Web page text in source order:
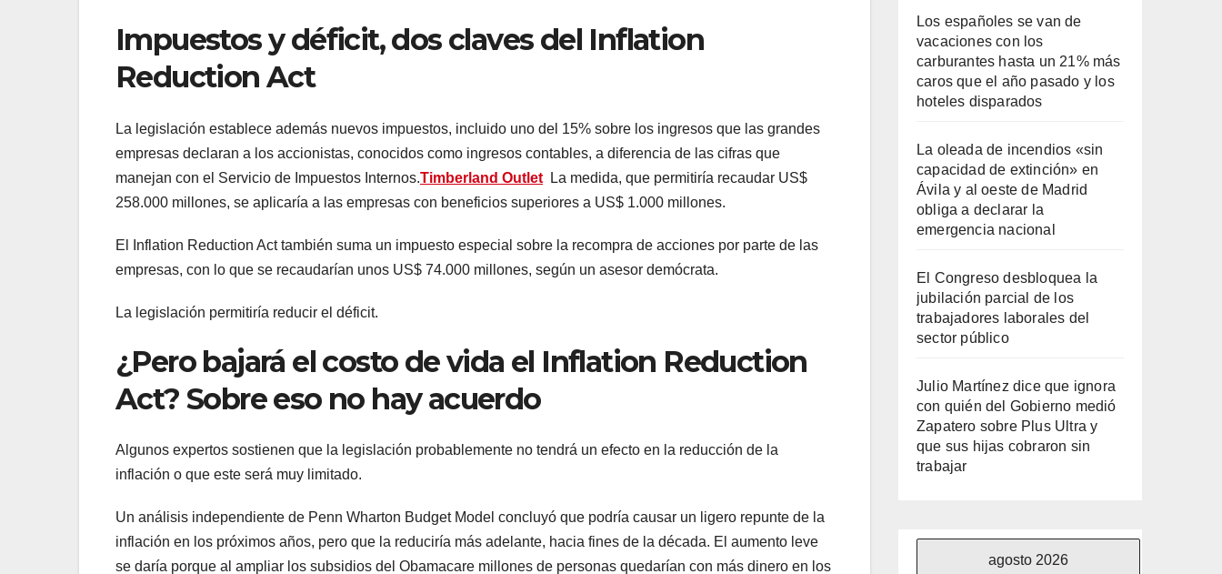
Impuestos y déficit, dos claves del Inflation
Reduction Act
La legislación establece además nuevos impuestos, incluido uno del 15% sobre los ingresos que las grandes
empresas declaran a los accionistas, conocidos como ingresos contables, a diferencia de las cifras que
manejan con el Servicio de Impuestos Internos.Timberland Outlet
La medida, que permitiría recaudar US$
258.000 millones, se aplicaría a las empresas con beneficios superiores a US$ 1.000 millones.
El Inflation Reduction Act también suma un impuesto especial sobre la recompra de acciones por parte de las
empresas, con lo que se recaudarían unos US$ 74.000 millones, según un asesor demócrata.
La legislación permitiría reducir el déficit.
¿Pero bajará el costo de vida el Inflation Reduction
Act? Sobre eso no hay acuerdo
Algunos expertos sostienen que la legislación probablemente no tendrá un efecto en la reducción de la
inflación o que este será muy limitado.
Un análisis independiente de Penn Wharton Budget Model concluyó que podría causar un ligero repunte de la
inflación en los próximos años, pero que la reduciría más adelante, hacia fines de la década. El aumento leve
se daría porque al ampliar los subsidios del Obamacare millones de personas quedarían con más dinero en los
Los españoles se van de
vacaciones con los
carburantes hasta un 21% más
caros que el año pasado y los
hoteles disparados
La oleada de incendios «sin
capacidad de extinción» en
Ávila y al oeste de Madrid
obliga a declarar la
emergencia nacional
El Congreso desbloquea la
jubilación parcial de los
trabajadores laborales del
sector público
Julio Martínez dice que ignora
con quién del Gobierno medió
Zapatero sobre Plus Ultra y
que sus hijas cobraron sin
trabajar
agosto 2026